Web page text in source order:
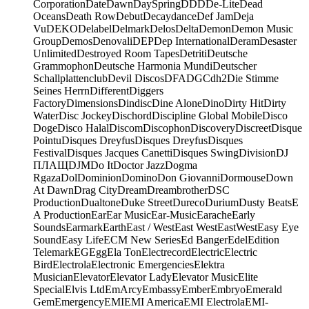
CorporationDateDawnDaySpringDDDDe-LiteDead
OceansDeath RowDebutDecaydanceDef JamDeja
VuDEKODelabelDelmarkDelosDeltaDemonDemon Music
GroupDemosDenovaliDEPDep InternationalDeramDesaster
UnlimitedDestroyed Room TapesDetritiDeutsche
GrammophonDeutsche Harmonia MundiDeutscher
SchallplattenclubDevil DiscosDFADGCdh2Die Stimme
Seines HerrnDifferentDiggers
FactoryDimensionsDindiscDine AloneDinoDirty HitDirty
WaterDisc JockeyDischordDiscipline Global MobileDisco
DogeDisco HalalDiscomDiscophonDiscoveryDiscreetDisque
PointuDisques DreyfusDisques DreyfusDisques
FestivalDisques Jacques CanettiDisques SwingDivisionDJ
ПЛАЩDJMDo ItDoctor JazzDogma
RgazaDolDominionDominoDon GiovanniDormouseDown
At DawnDrag CityDreamDreambrotherDSC
ProductionDualtoneDuke StreetDurecoDuriumDusty BeatsE
A ProductionEarEar MusicEar-MusicEaracheEarly
SoundsEarmarkEarthEast / WestEast WestEastWestEasy Eye
SoundEasy LifeECM New SeriesEd BangerEdelEdition
TelemarkEGEggEla TonElectrecordElectricElectric
BirdElectrolaElectronic EmergenciesElektra
MusicianElevatorElevator LadyElevator MusicElite
SpecialElvis LtdEmArcyEmbassyEmberEmbryoEmerald
GemEmergencyEMIEMI AmericaEMI ElectrolaEMI-